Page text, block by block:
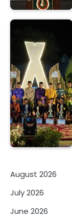
August 2026
July 2026
June 2026